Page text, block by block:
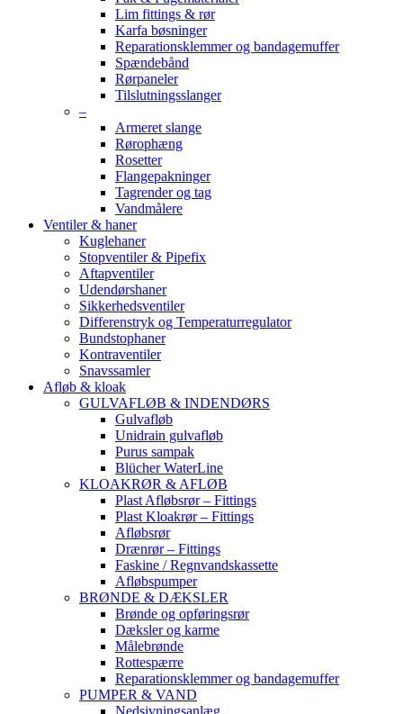
Lim fittings & rør
Karfa bøsninger
Reparationsklemmer og bandagemuffer
Spændebånd
Rørpaneler
Tilslutningsslanger
–
Armeret slange
Rørophæng
Rosetter
Flangepakninger
Tagrender og tag
Vandmålere
Ventiler & haner
Kuglehaner
Stopventiler & Pipefix
Aftapventiler
Udendørshaner
Sikkerhedsventiler
Differenstryk og Temperaturregulator
Bundstophaner
Kontraventiler
Snavssamler
Afløb & kloak
GULVAFLØB & INDENDØRS
Gulvafløb
Unidrain gulvafløb
Purus sampak
Blücher WaterLine
KLOAKRØR & AFLØB
Plast Afløbsrør – Fittings
Plast Kloakrør – Fittings
Afløbsrør
Drænrør – Fittings
Faskine / Regnvandskassette
Afløbspumper
BRØNDE & DÆKSLER
Brønde og opføringsrør
Dæksler og karme
Målebrønde
Rottespærre
Reparationsklemmer og bandagemuffer
PUMPER & VAND
Nedsivningsanlæg